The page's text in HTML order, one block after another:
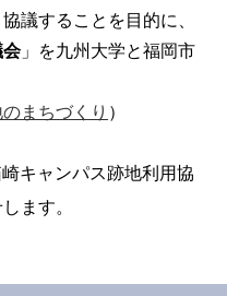
議することを目的に、
会」を九州大学と福岡市
まちづくり ）
キャンパス跡地利用協
ます。